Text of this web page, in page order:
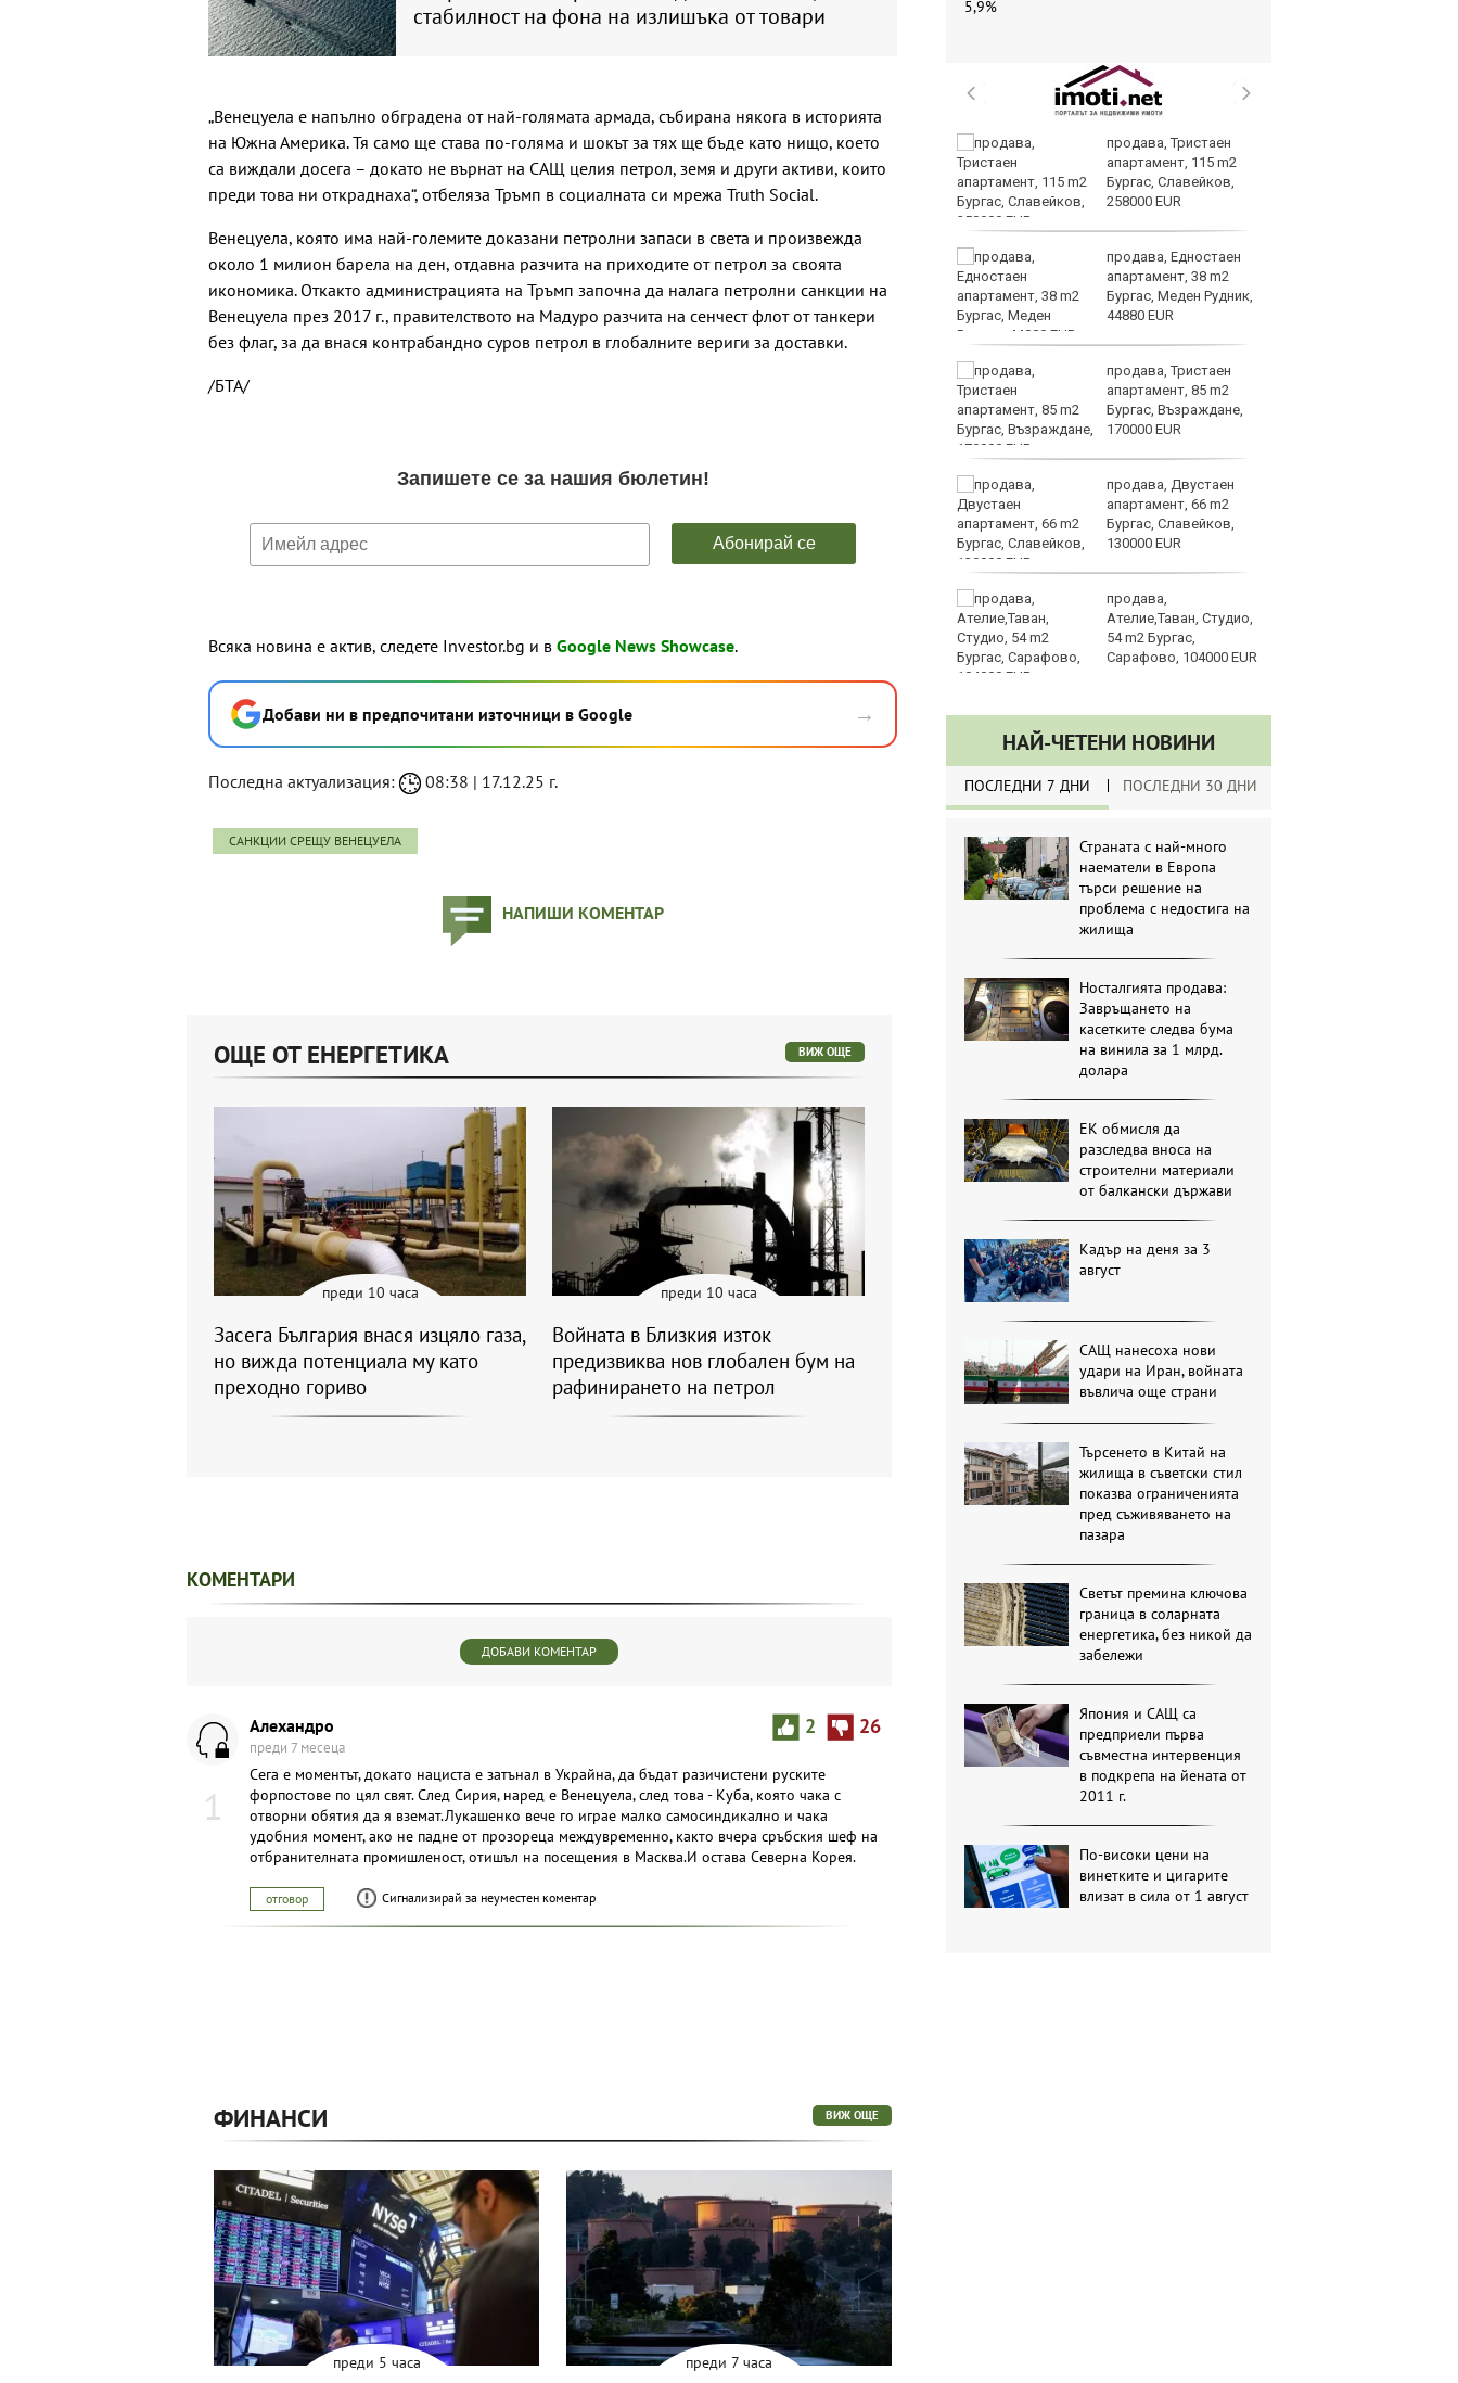
стабилност на фона на излишъка от товари
„Венецуела е напълно обградена от най-голямата армада, събирана някога в историята
на Южна Америка. Тя само ще става по-голяма и шокът за тях ще бъде като нищо, което
са виждали досега – докато не върнат на САЩ целия петрол, земя и други активи, които
преди това ни откраднаха“, отбеляза Тръмп в социалната си мрежа Truth Social.
Венецуела, която има най-големите доказани петролни запаси в света и произвежда
около 1 милион барела на ден, отдавна разчита на приходите от петрол за своята
икономика. Откакто администрацията на Тръмп започна да налага петролни санкции на
Венецуела през 2017 г., правителството на Мадуро разчита на сенчест флот от танкери
без флаг, за да внася контрабандно суров петрол в глобалните вериги за доставки.
/БТА/
Всяка новина е актив, следете Investor.bg и в Google News Showcase.
Добави ни в предпочитани източници в Google →
Последна актуализация: 08:38 | 17.12.25 г.
САНКЦИИ СРЕЩУ ВЕНЕЦУЕЛА
НАПИШИ КОМЕНТАР
5,9%
Убитият мъж на
Младежкия хълм в
Пловдив е от Кричим
или наркотици
продава, Тристаен
апартамент, 115 m2
Бургас, Славейков,
258000 EUR
продава, Едностаен
апартамент, 38 m2
Бургас, Меден Рудник,
44880 EUR
продава, Тристаен
апартамент, 85 m2
Бургас, Възраждане,
170000 EUR
продава, Двустаен
апартамент, 66 m2
Бургас, Славейков,
130000 EUR
продава,
Ателие,Таван, Студио,
54 m2 Бургас,
Сарафово, 104000 EUR
НАЙ-ЧЕТЕНИ НОВИНИ
ПОСЛЕДНИ 7 ДНИ ПОСЛЕДНИ 30 ДНИ
Страната с най-много
наематели в Европа
търси решение на
проблема с недостига на
жилища
Носталгията продава:
Завръщането на
касетките следва бума
на винила за 1 млрд.
долара
ЕК обмисля да
разследва вноса на
строителни материали
от балкански държави
Кадър на деня за 3
август
САЩ нанесоха нови
удари на Иран, войната
въвлича още страни
Търсенето в Китай на
жилища в съветски стил
показва ограниченията
пред съживяването на
пазара
Светът премина ключова
граница в соларната
енергетика, без никой да
забележи
Япония и САЩ са
предприели първа
съвместна интервенция
в подкрепа на йената от
2011 г.
По-високи цени на
винетките и цигарите
влизат в сила от 1 август
ОЩЕ ОТ ЕНЕРГЕТИКА ВИЖ ОЩЕ
преди 10 часа
Засега България внася изцяло газа,
но вижда потенциала му като
преходно гориво
преди 10 часа
Войната в Близкия изток
предизвиква нов глобален бум на
рафинирането на петрол
КОМЕНТАРИ
ДОБАВИ КОМЕНТАР
1
2 26
Алехандро
преди 7 месеца
Сега е моментът, докато нациста е затънал в Украйна, да бъдат разичистени руските
форпостове по цял свят. След Сирия, наред е Венецуела, след това - Куба, която чака с
отворни обятия да я вземат.Лукашенко вече го играе малко самосиндикално и чака
удобния момент, ако не падне от прозореца междувременно, както вчера сръбския шеф на
отбранителната промишленост, отишъл на посещения в Масква.И остава Северна Корея.
отговор Сигнализирай за неуместен коментар
ФИНАНСИ ВИЖ ОЩЕ
преди 5 часа преди 7 часа